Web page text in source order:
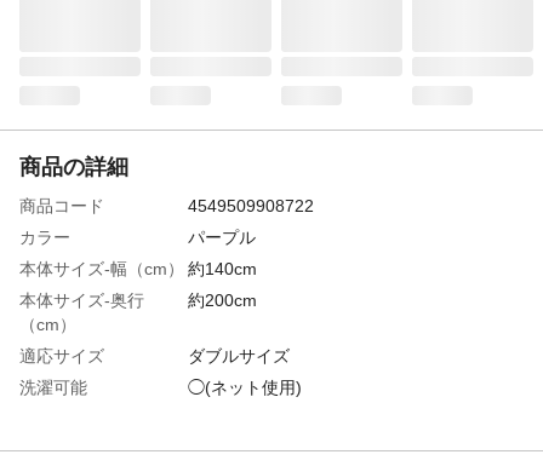
商品の詳細
商品コード
4549509908722
カラー
パープル
本体サイズ-幅（cm）
約140cm
本体サイズ-奥行
（cm）
約200cm
適応サイズ
ダブルサイズ
洗濯可能
◯(ネット使用)
ドライクリーニング
×